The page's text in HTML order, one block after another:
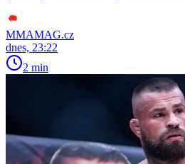
MMAMAG.cz
dnes, 23:22
2 min